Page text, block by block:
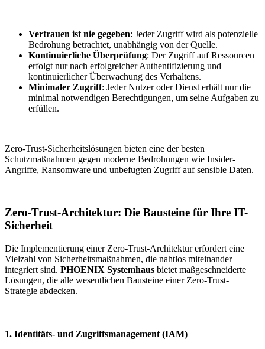
Vertrauen ist nie gegeben: Jeder Zugriff wird als potenzielle
Bedrohung betrachtet, unabhängig von der Quelle.
Kontinuierliche Überprüfung: Der Zugriff auf Ressourcen
erfolgt nur nach erfolgreicher Authentifizierung und
kontinuierlicher Überwachung des Verhaltens.
Minimaler Zugriff: Jeder Nutzer oder Dienst erhält nur die
minimal notwendigen Berechtigungen, um seine Aufgaben zu
erfüllen.
Zero-Trust-Sicherheitslösungen bieten eine der besten
Schutzmaßnahmen gegen moderne Bedrohungen wie Insider-
Angriffe, Ransomware und unbefugten Zugriff auf sensible Daten.
Zero-Trust-Architektur: Die Bausteine für Ihre IT-
Sicherheit
Die Implementierung einer Zero-Trust-Architektur erfordert eine
Vielzahl von Sicherheitsmaßnahmen, die nahtlos miteinander
integriert sind. PHOENIX Systemhaus bietet maßgeschneiderte
Lösungen, die alle wesentlichen Bausteine einer Zero-Trust-
Strategie abdecken.
1. Identitäts- und Zugriffsmanagement (IAM)